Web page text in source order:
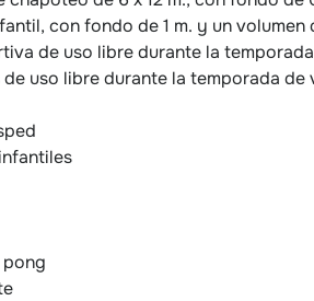
con fondo de 1 m. y un volumen
de uso libre durante la
uso libre durante la temporada de
pong